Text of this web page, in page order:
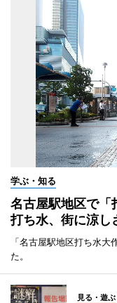
学ぶ・知る
名古屋駅地区で
打ち水、街に涼し
「名古屋駅地区打ち水
た。
見る・遊ぶ